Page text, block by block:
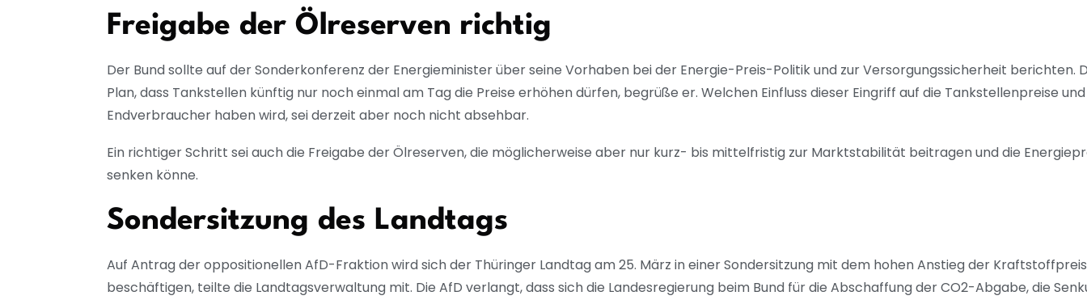
Freigabe der Ölreserven richtig
Der Bund sollte auf der Sonderkonferenz der Energieminister über seine Vorhaben bei der Energie-Preis-Politik und zur Versorgungssicherheit berichten.
Plan, dass Tankstellen künftig nur noch einmal am Tag die Preise erhöhen dürfen, begrüße er. Welchen Einfluss dieser Eingriff auf die Tankstellenpreise
Endverbraucher haben wird, sei derzeit aber noch nicht absehbar.
Ein richtiger Schritt sei auch die Freigabe der Ölreserven, die möglicherweise aber nur kurz- bis mittelfristig zur Marktstabilität beitragen und die
senken könne.
Sondersitzung des Landtags
Auf Antrag der oppositionellen AfD-Fraktion wird sich der Thüringer Landtag am 25. März in einer Sondersitzung mit dem hohen Anstieg der
beschäftigen, teilte die Landtagsverwaltung mit. Die AfD verlangt, dass sich die Landesregierung beim Bund für die Abschaffung der CO2-Abgabe, die